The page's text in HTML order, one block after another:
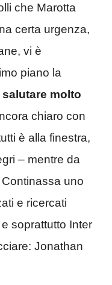
che Marotta
certa urgenza,
vi è
piano la
molto
chiaro con
è alla finestra,
– mentre da
uno
e ricercati
soprattutto Inter
Jonathan